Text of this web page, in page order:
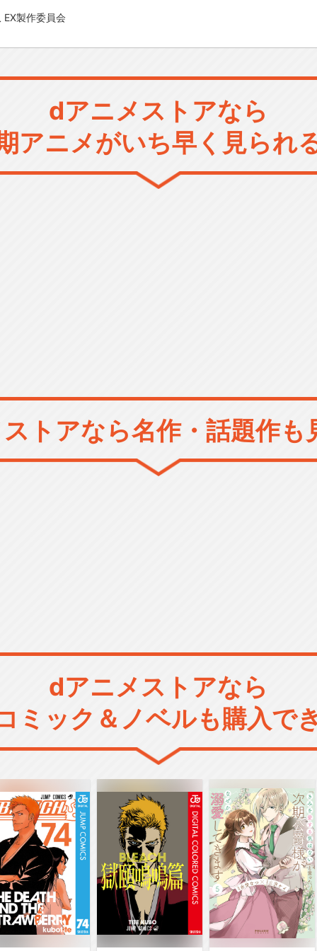
製作委員会
dアニメストアなら
アニメがいち早く見られ
トアなら名作・話題作も
dアニメストアなら
ミック＆ノベルも購入で